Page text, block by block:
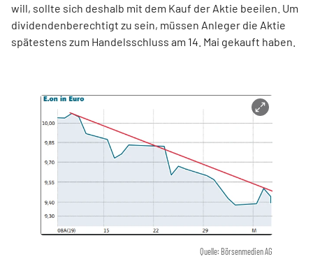
will, sollte sich deshalb mit dem Kauf der Aktie beeilen. Um
dividendenberechtigt zu sein, müssen Anleger die Aktie
spätestens zum Handelsschluss am 14. Mai gekauft haben.
Quelle: Börsenmedien AG